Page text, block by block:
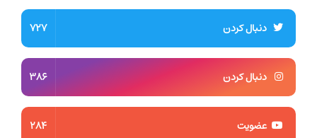
دنبال کردن 727
دنبال کردن 386
عضویت 284